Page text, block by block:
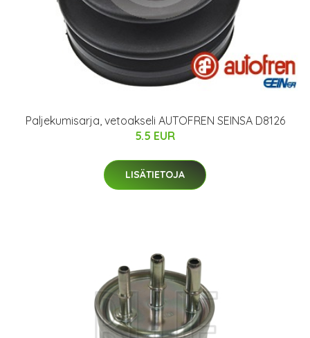
Paljekumisarja, vetoakseli AUTOFREN SEINSA D8126
5.5 EUR
LISÄTIETOJA